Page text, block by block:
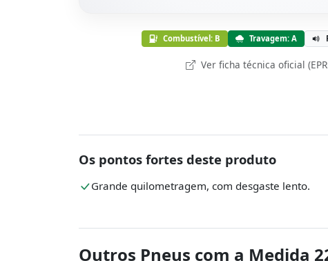
Combustível: B Travagem: A
Ver ficha técnica oficial
Os pontos fortes deste produto
Grande quilometragem, com desgaste lento.
Outros Pneus com a Medida